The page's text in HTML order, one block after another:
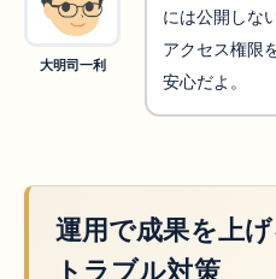
大明司一利
には公開しな
アクセス権限
安心だよ。
運用で成果を上
トラブル対策